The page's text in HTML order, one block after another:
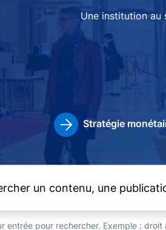
Une institution au
Stratégie
entrée pour rechercher. Exemple : droit